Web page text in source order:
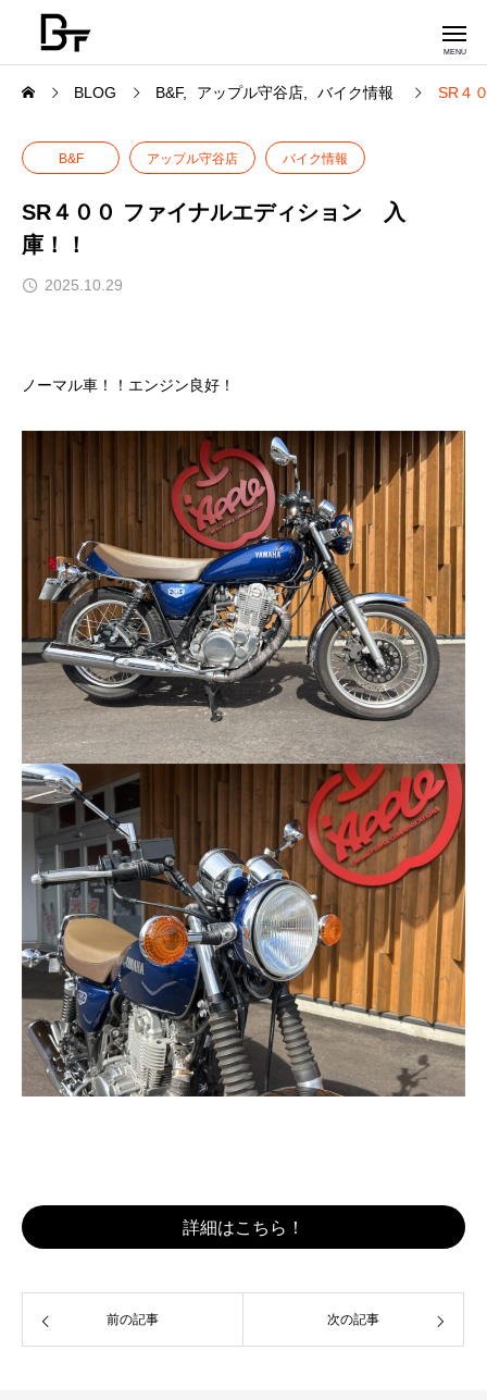
BLOG B&F アップル守谷店 バイク情報 SR４
B&F アップル守谷店 バイク情報
SR４００ ファイナルエディション 入
庫！！
2025.10.29
ノーマル車！！エンジン良好！
詳細はこちら！
前の記事 次の記事